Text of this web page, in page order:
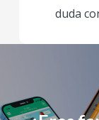
duda